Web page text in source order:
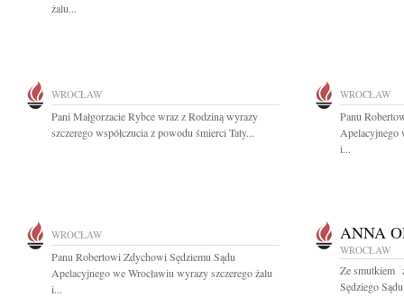
żalu...
WROCŁAW
Pani Małgorzacie Rybce wraz z Rodziną wyrazy
szczerego współczucia z powodu śmierci Taty...
WROCŁAW
Panu
Apelacyjnego
i...
WROCŁAW
Panu Robertowi Zdychowi Sędziemu Sądu
Apelacyjnego we Wrocławiu wyrazy szczerego żalu
i...
ANNA
WROCŁAW
Ze smutkiem
Sędziego